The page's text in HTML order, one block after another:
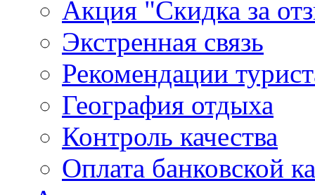
Акция "Скидка за
Экстренная связь
Рекомендации
География отдыха
Контроль качества
Оплата банковской